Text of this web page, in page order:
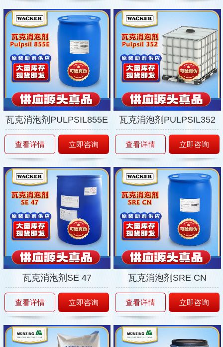
瓦克消泡剂PULPSIL855E
查看详情 立即咨询
瓦克消泡剂PULPSIL352
查看详情 立即咨询
瓦克消泡剂SE 47
查看详情 立即咨询
瓦克消泡剂SRE CN
查看详情 立即咨询